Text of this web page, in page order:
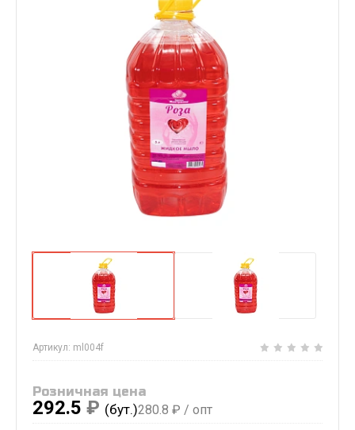
Артикул: ml004f
Розничная цена
292.5 ₽ (бут.)280.8 ₽ / опт